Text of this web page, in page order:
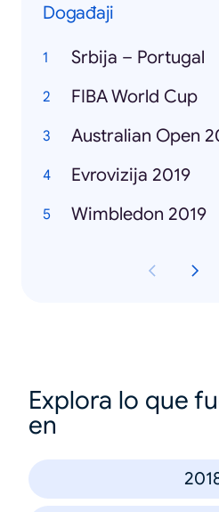
Događaji
Srbija – Portugal
FIBA World Cup
Australian Open
Evrovizija 2019
Wimbledon 2019
Explora lo que
en